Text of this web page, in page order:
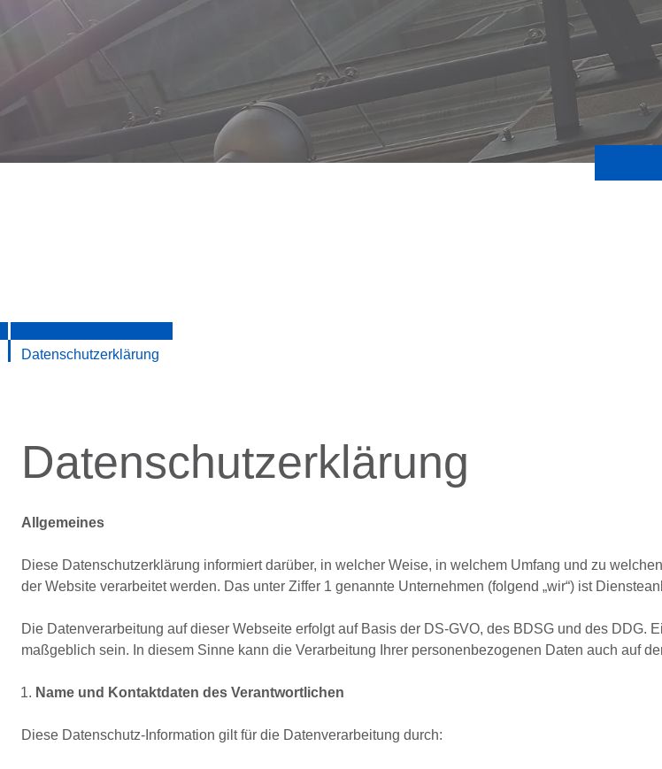
Datenschutzerklärung
Datenschutzerklärung
Allgemeines
Diese Datenschutzerklärung informiert darüber, in welcher Weise, in welchem Umfang und zu
der Website verarbeitet werden. Das unter Ziffer 1 genannte Unternehmen (folgend „wir“) ist
Die Datenverarbeitung auf dieser Webseite erfolgt auf Basis der DS-GVO, des BDSG und des
maßgeblich sein. In diesem Sinne kann die Verarbeitung Ihrer personenbezogenen Daten auch auf
Name und Kontaktdaten des Verantwortlichen
Diese Datenschutz-Information gilt für die Datenverarbeitung durch: